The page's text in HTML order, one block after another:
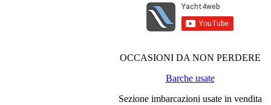
OCCASIONI DA NON PERDERE
Barche usate
Sezione imbarcazioni usate in vendita